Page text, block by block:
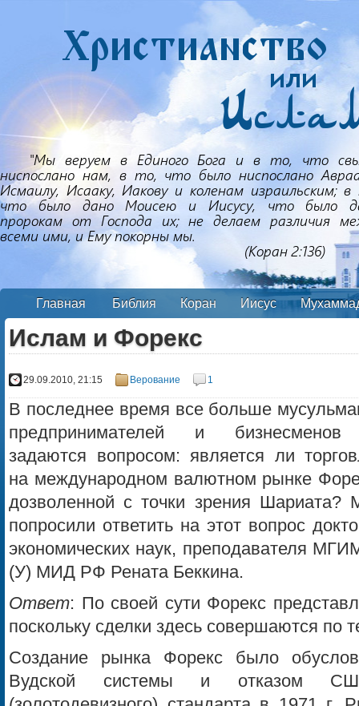
Главная Библия Коран Иисус
Ислам и Форекс
29.09.2010, 21:15 Верование 1
В последнее время все больше
предпринимателей и
задаются вопросом: является ли
на международном валютном рынке
дозволенной с точки зрения Шариата?
попросили ответить на этот вопрос
экономических наук, преподавателя
(У) МИД РФ Рената Беккина.
Ответ: По своей сути Форекс
поскольку сделки здесь совершаются по
Создание рынка Форекс было
Вудской системы и отказом